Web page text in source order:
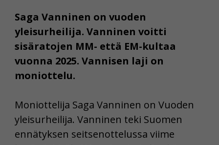
Saga Vanninen on vuoden
yleisurheilija. Vanninen voitti
sisäratojen MM- että EM-kultaa
vuonna 2025. Vannisen laji on
moniottelu.
Moniottelija Saga Vanninen on Vuoden
yleisurheilija. Vanninen teki Suomen
ennätyksen seitsenottelussa viime